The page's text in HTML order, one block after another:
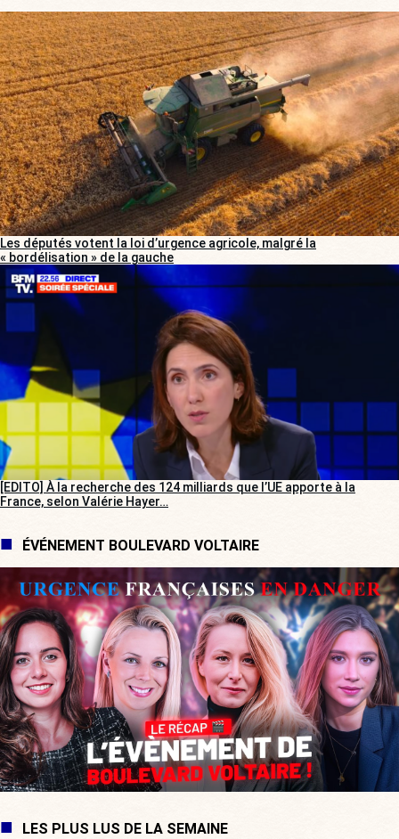
Les députés votent la loi d’urgence agricole, malgré la
« bordélisation » de la gauche
[EDITO] À la recherche des 124 milliards que l’UE apporte à la
France, selon Valérie Hayer…
ÉVÉNEMENT BOULEVARD VOLTAIRE
LES PLUS LUS DE LA SEMAINE